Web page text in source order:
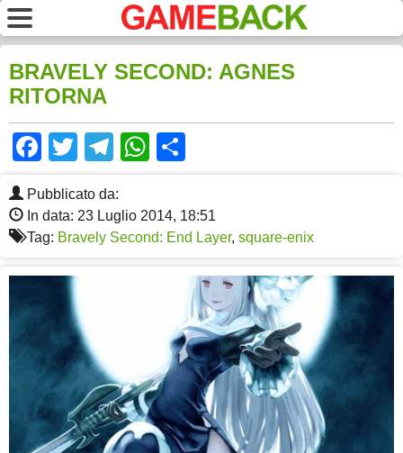
BRAVELY SECOND: AGNES
RITORNA
Facebook
TwitterTelegram
WhatsApp
Pubblicato da:
In data: 23 Luglio 2014, 18:51
Tag: Bravely Second: End Layer, square-enix